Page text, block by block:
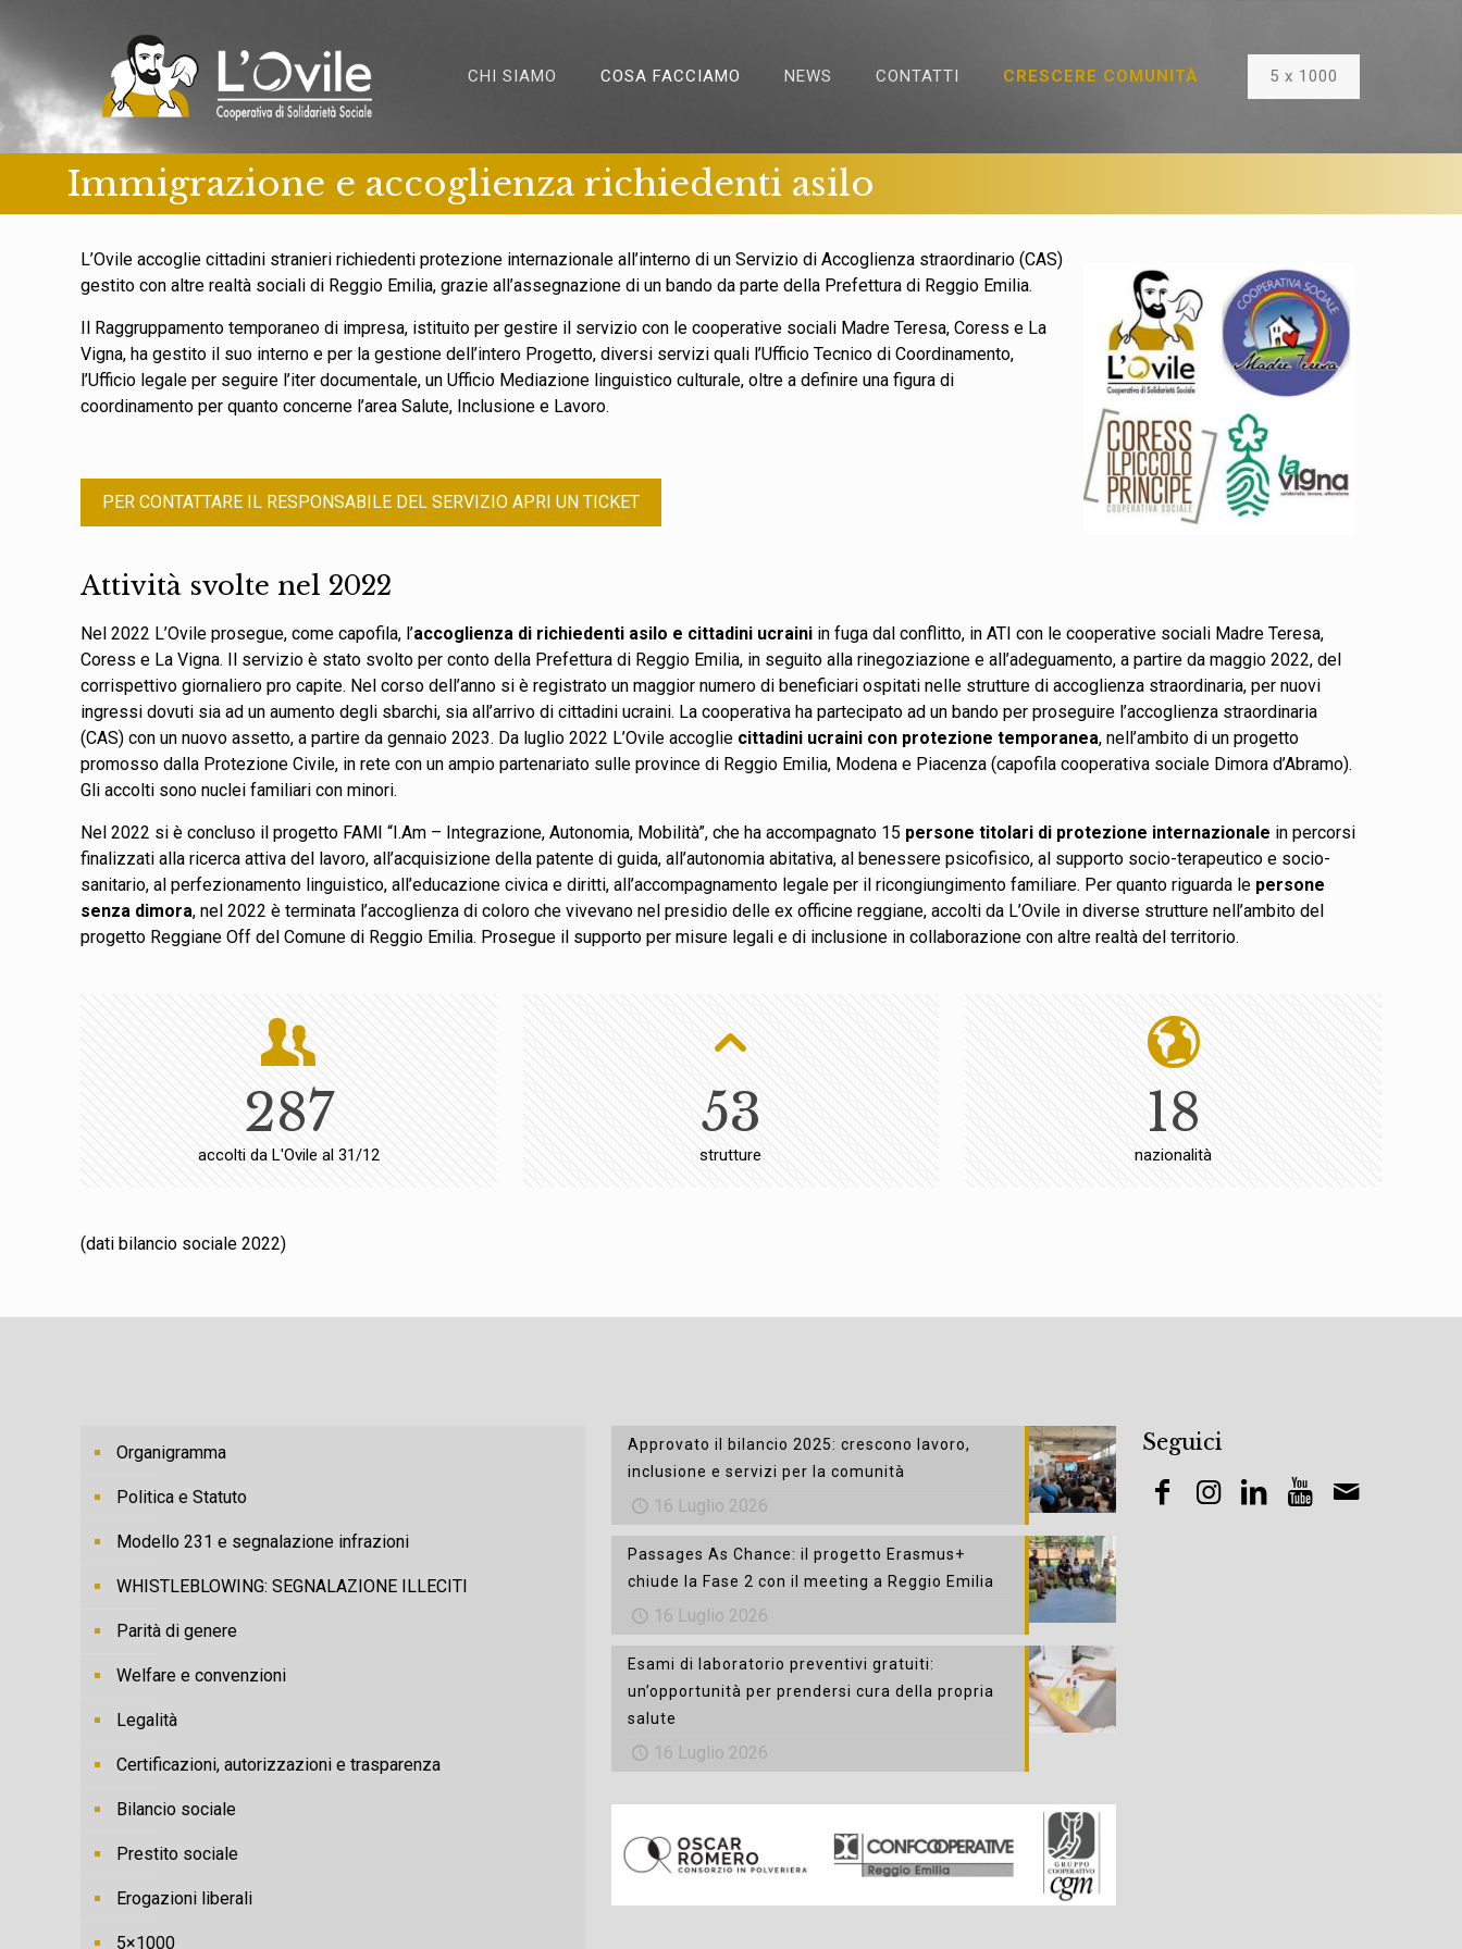
CHI SIAMO COSA FACCIAMO NEWS CONTATTI CRESCERE COMUNITÀ 5 x 1000
Immigrazione e accoglienza richiedenti asilo
L’Ovile accoglie cittadini stranieri richiedenti protezione internazionale all’interno di un Servizio di Accoglienza straordinario (CAS)
gestito con altre realtà sociali di Reggio Emilia, grazie all’assegnazione di un bando da parte della Prefettura di Reggio Emilia.
Il Raggruppamento temporaneo di impresa, istituito per gestire il servizio con le cooperative sociali Madre Teresa, Coress e La
Vigna, ha gestito il suo interno e per la gestione dell’intero Progetto, diversi servizi quali l’Ufficio Tecnico di Coordinamento,
l’Ufficio legale per seguire l’iter documentale, un Ufficio Mediazione linguistico culturale, oltre a definire una figura di
coordinamento per quanto concerne l’area Salute, Inclusione e Lavoro.
PER CONTATTARE IL RESPONSABILE DEL SERVIZIO APRI UN TICKET
Attività svolte nel 2022
Nel 2022 L’Ovile prosegue, come capofila, l’accoglienza di richiedenti asilo e cittadini ucraini in fuga dal conflitto, in ATI con le cooperative sociali Madre Teresa,
Coress e La Vigna. Il servizio è stato svolto per conto della Prefettura di Reggio Emilia, in seguito alla rinegoziazione e all’adeguamento, a partire da maggio 2022, del
corrispettivo giornaliero pro capite. Nel corso dell’anno si è registrato un maggior numero di beneficiari ospitati nelle strutture di accoglienza straordinaria, per nuovi
ingressi dovuti sia ad un aumento degli sbarchi, sia all’arrivo di cittadini ucraini. La cooperativa ha partecipato ad un bando per proseguire l’accoglienza straordinaria
(CAS) con un nuovo assetto, a partire da gennaio 2023. Da luglio 2022 L’Ovile accoglie cittadini ucraini con protezione temporanea, nell’ambito di un progetto
promosso dalla Protezione Civile, in rete con un ampio partenariato sulle province di Reggio Emilia, Modena e Piacenza (capofila cooperativa sociale Dimora d’Abramo).
Gli accolti sono nuclei familiari con minori.
Nel 2022 si è concluso il progetto FAMI “I.Am – Integrazione, Autonomia, Mobilità”, che ha accompagnato 15 persone titolari di protezione internazionale in percorsi
finalizzati alla ricerca attiva del lavoro, all’acquisizione della patente di guida, all’autonomia abitativa, al benessere psicofisico, al supporto socio-terapeutico e socio-
sanitario, al perfezionamento linguistico, all’educazione civica e diritti, all’accompagnamento legale per il ricongiungimento familiare. Per quanto riguarda le persone
senza dimora, nel 2022 è terminata l’accoglienza di coloro che vivevano nel presidio delle ex officine reggiane, accolti da L’Ovile in diverse strutture nell’ambito del
progetto Reggiane Off del Comune di Reggio Emilia. Prosegue il supporto per misure legali e di inclusione in collaborazione con altre realtà del territorio.
287
accolti da L'Ovile al 31/12
53
strutture
18
nazionalità
(dati bilancio sociale 2022)
Organigramma
Politica e Statuto
Modello 231 e segnalazione infrazioni
WHISTLEBLOWING: SEGNALAZIONE ILLECITI
Parità di genere
Welfare e convenzioni
Legalità
Certificazioni, autorizzazioni e trasparenza
Bilancio sociale
Prestito sociale
Erogazioni liberali
5×1000
Approvato il bilancio 2025: crescono lavoro,
inclusione e servizi per la comunità
16 Luglio 2026
Passages As Chance: il progetto Erasmus+
chiude la Fase 2 con il meeting a Reggio Emilia
16 Luglio 2026
Esami di laboratorio preventivi gratuiti:
un’opportunità per prendersi cura della propria
salute
16 Luglio 2026
Seguici